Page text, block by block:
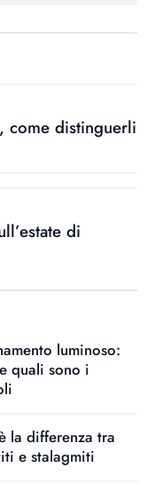
come distinguerli
di
luminoso:
quali sono i
la differenza tra
e stalagmiti